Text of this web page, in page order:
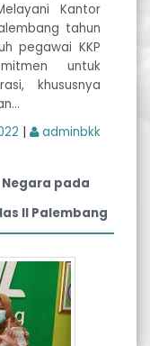
Kantor
tahun
pegawai KKP
untuk
khususnya
| adminbkk
Negara pada
II Palembang